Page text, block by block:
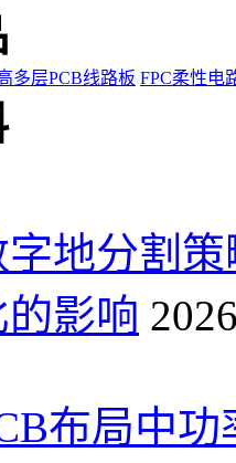
多层PCB线路板 FPC柔性电
地分割
影响
布局中